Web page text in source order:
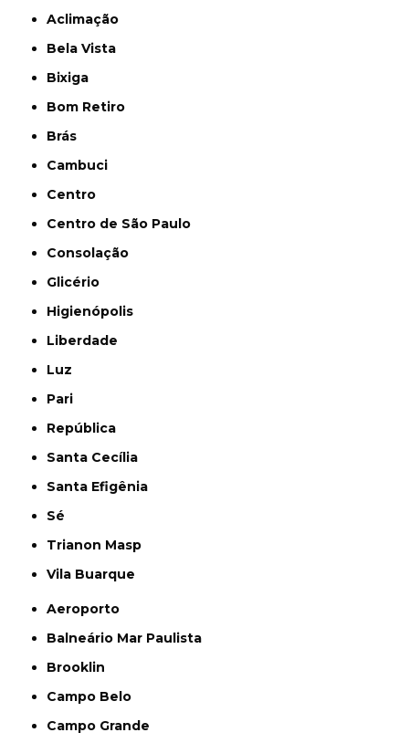
Aclimação
Bela Vista
Bixiga
Bom Retiro
Brás
Cambuci
Centro
Centro de São Paulo
Consolação
Glicério
Higienópolis
Liberdade
Luz
Pari
República
Santa Cecília
Santa Efigênia
Sé
Trianon Masp
Vila Buarque
Aeroporto
Balneário Mar Paulista
Brooklin
Campo Belo
Campo Grande